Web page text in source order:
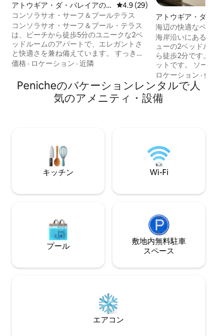
アトウギア・ダ・バレイアの
マンション・アパート
レビュー29件、5つ星中4.9つ
4.9 (29)
コンソラサオ・サーフ＆プールテラス
コンソラサオ・サーフ＆プール・テラス
は、ビーチから徒歩5分のユニークな2ベ
ッドルームのアパートで、エレガントさ
と快適さを兼ね備えています。 すっきり
としたモダンな建物にあるアパートは、
広々とした専用バルコニーには、屋外ソ
ファとダイニングエリアがあり、リラッ
クスしたり、屋外で食事を楽しんだりす
価格 · ロケーション · 近隣
アトウギア・ダ・
のマンション・ア
海辺の快適なペン
海岸沿いにある素
ューの2ベッドル
ら徒歩2分です。
ットです。 ソー
適で、テラスは
た日と素晴らし
です。月明かりも
とても静かなエリ
されています。
ロケーション ·価
Penicheのバケーションレンタルで人
気のアメニティ・設備
キッチン Wi-Fi
プール
敷地内無料駐⁠車
ス⁠ペ⁠ー⁠ス
エアコン